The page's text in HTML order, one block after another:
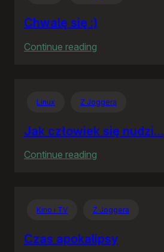
Chwalę się :)
Continue reading
Linux Z Joggera
Jak człowiek się nudzi…
Continue reading
nudzi…
Kino i TV Z Joggera
Czas apokalipsy